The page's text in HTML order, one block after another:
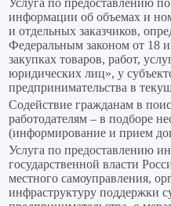
Услуга по предоставлению
информации об объемах и
и отдельных заказчиков,
Федеральным законом от 18
закупках товаров, работ,
юридических лиц», у
предпринимательства в
Содействие гражданам в
работодателям – в подборе
(информирование и прием
Услуга по предоставлению
государственной власти
местного самоуправления,
инфраструктуру поддержки